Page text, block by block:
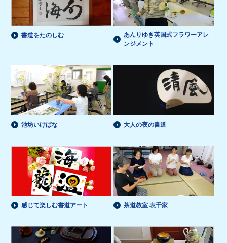
書道をたのしむ
あんりゆき英国式フラワーアレ
ンジメント
池坊いけばな 大人の夜の書道
感じて楽しむ書道アート 茶道教室 表千家